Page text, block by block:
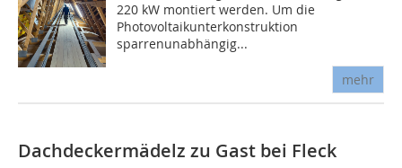
220 kW montiert werden. Um die
Photovoltaikunterkonstruktion
sparrenunabhängig...
mehr
Dachdeckermädelz zu Gast bei Fleck